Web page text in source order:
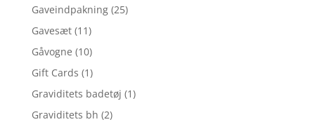
Gaveindpakning (25)
Gavesæt (11)
Gåvogne (10)
Gift Cards (1)
Graviditets badetøj (1)
Graviditets bh (2)